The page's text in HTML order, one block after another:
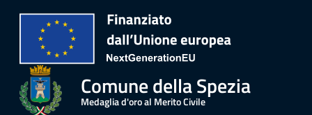
Comune della Spezia
Medaglia d'oro al Merito Civile